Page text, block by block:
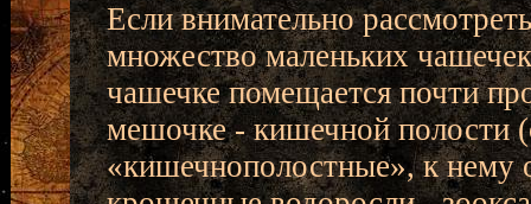
Если внимательно
множество маленьких
чашечке помещается почти
мешочке - кишечной полости
«кишечнополостные», к нему